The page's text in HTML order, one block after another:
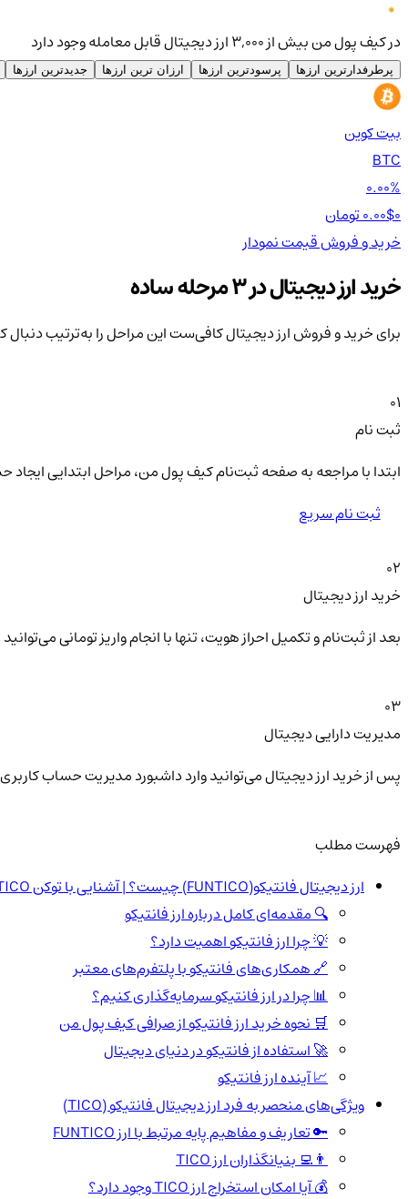
در کیف پول من بیش از ۳,۰۰۰ ارز دیجیتال قابل معامله وجود دارد
پرطرفدارترین ارزها پرسودترین ارزها ارزان ترین ارزها جدیدترین ارزها
بیت کوین
BTC
0.00%
0.00$0 تومان
خرید و فروشقیمتنمودار
خرید ارز دیجیتال در 3 مرحله ساده
برای خرید و فروش ارز دیجیتال کافی‌ست این مراحل را به‌ترتیب دنبال
01
ثبت نام
ابتدا با مراجعه به صفحه ثبت‌نام کیف‌ پول من، مراحل ابتدایی ایجاد
ثبت نام سریع
02
خرید ارز دیجیتال
بعد از ثبت‌نام و تکمیل احراز هویت، تنها با انجام واریز تومانی
03
مدیریت دارایی دیجیتال
پس از خرید ارز دیجیتال می‌توانید وارد داشبورد مدیریت حساب
فهرست مطلب
ارز دیجیتال فانتیکو(FUNTICO) چیست؟ | آشنایی با توکن TICO
🔍 مقدمه‌ای کامل درباره ارز فانتیکو
💡 چرا ارز فانتیکو اهمیت دارد؟
🔗 همکاری‌های فانتیکو با پلتفرم‌های معتبر
📊 چرا در ارز فانتیکو سرمایه‌گذاری کنیم؟
🛒 نحوه خرید ارز فانتیکو از صرافی کیف پول من
🚀 استفاده از فانتیکو در دنیای دیجیتال
📈 آینده ارز فانتیکو
ویژگی‌های منحصر به فرد ارز دیجیتال فانتیکو (TICO)
🔑 تعاریف و مفاهیم پایه مرتبط با ارز FUNTICO
👨‍💻 بنیانگذاران ارز TICO
💰 آیا امکان استخراج ارز TICO وجود دارد؟